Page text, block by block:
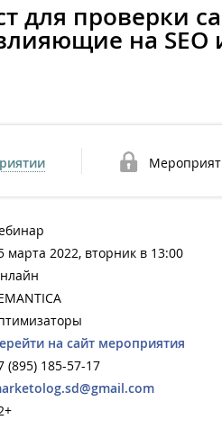
для проверки
на SEO
марта 2022, вторник в 13:00
на сайт мероприятия
(895) 185-57-17